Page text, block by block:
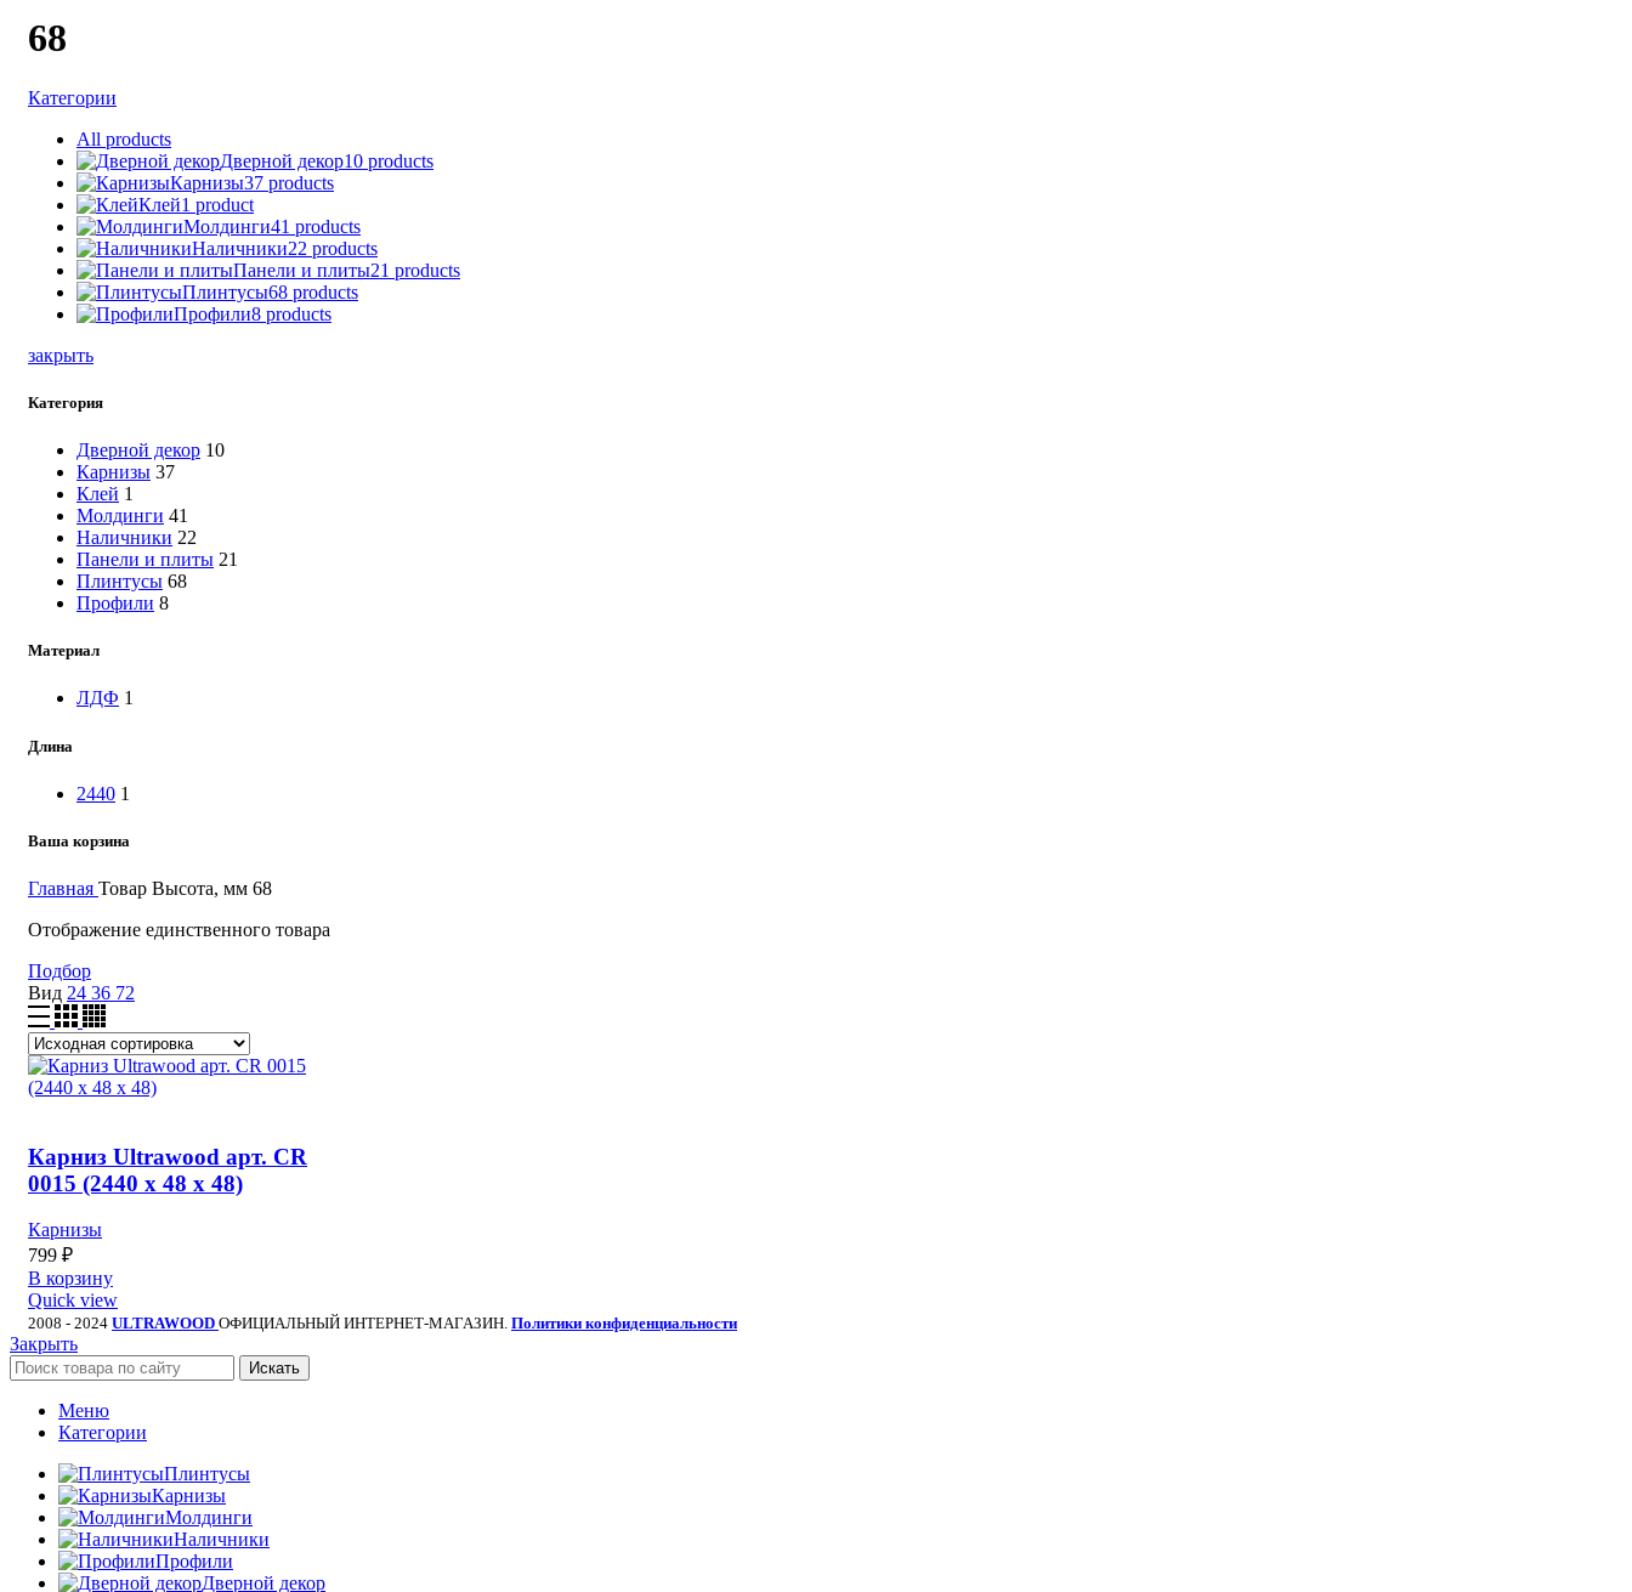
68
Категории
All products
Дверной декор10 products
Карнизы37 products
Клей1 product
Молдинги41 products
Наличники22 products
Панели и плиты21 products
Плинтусы68 products
Профили8 products
закрыть
Категория
Дверной декор 10
Карнизы 37
Клей 1
Молдинги 41
Наличники 22
Панели и плиты 21
Плинтусы 68
Профили 8
Материал
ЛДФ 1
Длина
2440 1
Ваша корзина
Главная Товар Высота, мм 68
Отображение единственного товара
Подбор
Вид 24 36 72
Карниз Ultrawood арт. CR
0015 (2440 х 48 х 48)
Карнизы
799 ₽
В корзину
Quick view
2008 - 2024 ULTRAWOOD ОФИЦИАЛЬНЫЙ ИНТЕРНЕТ-МАГАЗИН. Политики конфиденциальности
Закрыть
Искать
Меню
Категории
Плинтусы
Карнизы
Молдинги
Наличники
Профили
Дверной декор